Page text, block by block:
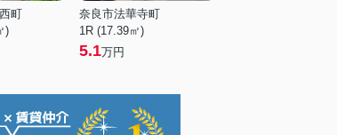
町
)
奈良市法華寺町
1R (17.39㎡)
5.1万円